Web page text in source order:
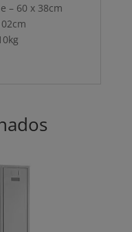
– 60 x 38cm